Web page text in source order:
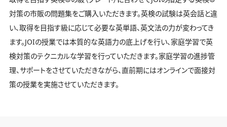
対策の市販の問題集をご購入いただきます。英検の試験は英会話と違
い、取得を目指す級に応じて必要な英単語、英文法の力が変わってき
ます。JOIの授業では本質的な英語力の底上げを行い、家庭学習で英
検対策のテクニカルな学習を行っていただきます。家庭学習の進捗管
理、サポートをさせていただきながら、直前期にはオンラインで面接対
策の授業を実施させていただきます。